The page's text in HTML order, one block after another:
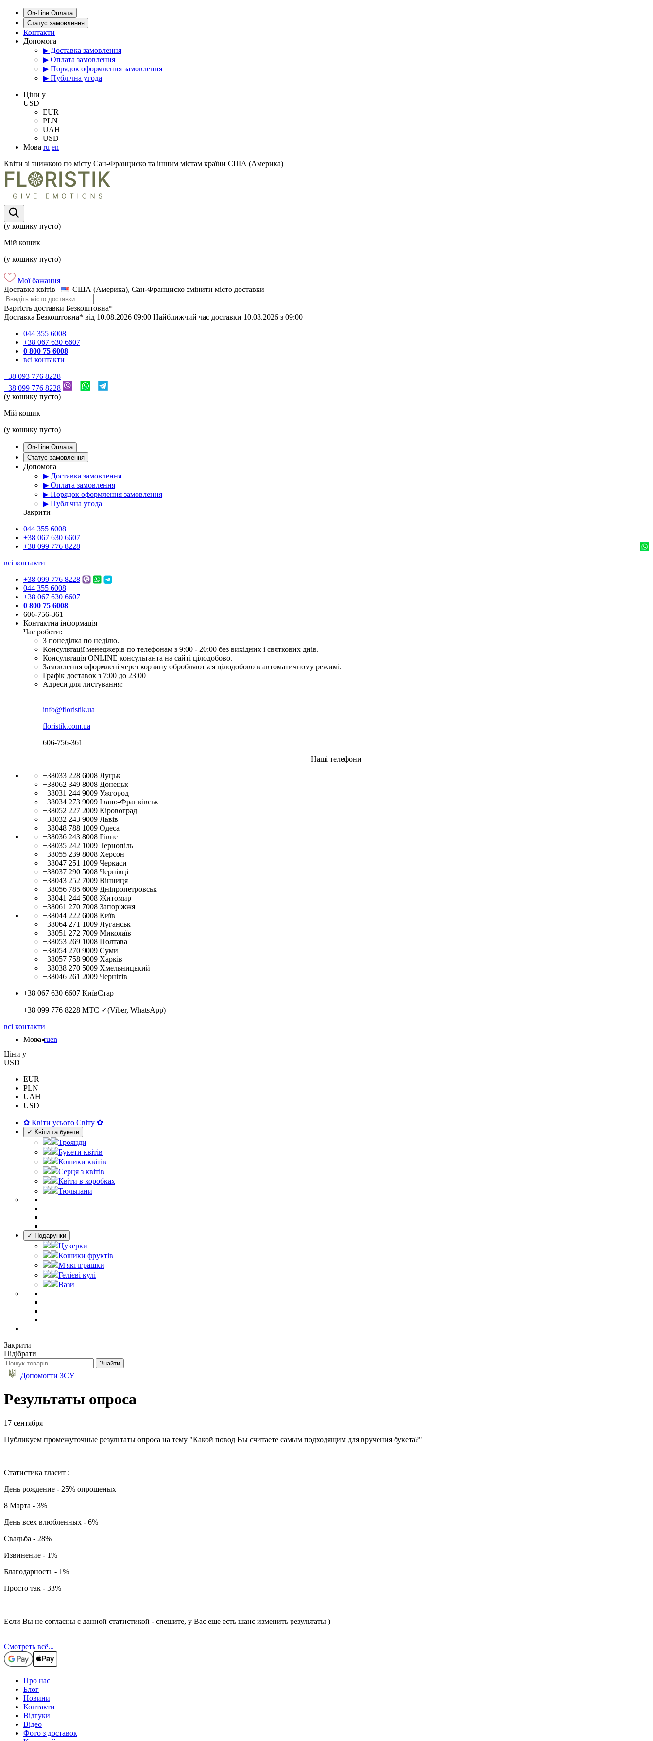
On-Line Оплата
Статус замовлення
Контакти
Допомога
▶ Доставка замовлення
▶ Оплата замовлення
▶ Порядок оформлення замовлення
▶ Публічна угода
Цiни у
USD
EUR
PLN
UAH
USD
Мова ru en
Квіти зі знижкою по місту Сан-Франциско та іншим містам країни США (Америка)
(у кошику пусто)
Мій кошик
(у кошику пусто)
Мої бажання
Доставка квітів
США (Америка), Сан-Франциско змінити місто доставки
Вартість доставки Безкоштовна*
Доставка Безкоштовна* від 10.08.2026 09:00 Найближчий час доставки 10.08.2026 з 09:00
044 355 6008
+38 067 630 6607
0 800 75 6008
всі контакти
+38 093 776 8228
+38 099 776 8228
(у кошику пусто)
Мій кошик
(у кошику пусто)
On-Line Оплата
Статус замовлення
Допомога
▶ Доставка замовлення
▶ Оплата замовлення
▶ Порядок оформлення замовлення
▶ Публічна угода
Закрити
044 355 6008
+38 067 630 6607
+38 099 776 8228
всі контакти
+38 099 776 8228
044 355 6008
+38 067 630 6607
0 800 75 6008
606-756-361
Контактна інформація
Час роботи:
З понеділка по неділю.
Консультації менеджерів по телефонам з 9:00 - 20:00 без вихідних і святкових днів.
Консультація ONLINE консультанта на сайті цілодобово.
Замовлення оформлені через корзину обробляються цілодобово в автоматичному режимі.
Графік доставок з 7:00 до 23:00
Адреси для листування:
info@floristik.ua
floristik.com.ua
606-756-361
Наші телефони
+38033 228 6008 Луцьк
+38062 349 8008 Донецьк
+38031 244 9009 Ужгород
+38034 273 9009 Івано-Франківськ
+38052 227 2009 Кіровоград
+38032 243 9009 Львів
+38048 788 1009 Одеса
+38036 243 8008 Рівне
+38035 242 1009 Тернопіль
+38055 239 8008 Херсон
+38047 251 1009 Черкаси
+38037 290 5008 Чернівці
+38043 252 7009 Вінниця
+38056 785 6009 Дніпропетровськ
+38041 244 5008 Житомир
+38061 270 7008 Запоріжжя
+38044 222 6008 Київ
+38064 271 1009 Луганськ
+38051 272 7009 Миколаїв
+38053 269 1008 Полтава
+38054 270 9009 Суми
+38057 758 9009 Харків
+38038 270 5009 Хмельницький
+38046 261 2009 Чернігів
+38 067 630 6607 КиївСтар
+38 099 776 8228 МТС ✓(Viber, WhatsApp)
всі контакти
Мова ruen
Цiни у
USD
EUR
PLN
UAH
USD
✿ Квіти усього Світу ✿
✓ Квіти та букети
Троянди
Букети квітів
Кошики квітів
Серця з квітів
Квіти в коробках
Тюльпани
✓ Подарунки
Цукерки
Кошики фруктів
М'які іграшки
Гелієві кулі
Вази
Закрити
Підібрати
Допомогти ЗСУ
Результаты опроса
17 сентября
Публикуем промежуточные результаты опроса на тему "Какой повод Вы считаете самым подходящим для вручения букета?"
Статистика гласит :
День рождение - 25% опрошеных
8 Марта - 3%
День всех влюбленных - 6%
Свадьба - 28%
Извинение - 1%
Благодарность - 1%
Просто так - 33%
Если Вы не согласны с данной статистикой - спешите, у Вас еще есть шанс изменить результаты )
Смотреть всё...
Про нас
Блог
Новини
Контакти
Відгуки
Відео
Фото з доставок